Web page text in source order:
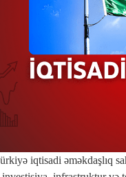
iqtisadi əməkdaşlıq